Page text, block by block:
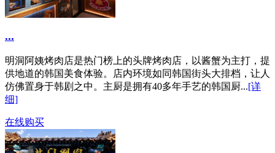
...
明洞阿姨烤肉店是热门榜上的头牌烤肉店，以酱蟹为主打，提
供地道的韩国美食体验。店内环境如同韩国街头大排档，让人
仿佛置身于韩剧之中。主厨是拥有40多年手艺的韩国厨...[详
细]
在线购买